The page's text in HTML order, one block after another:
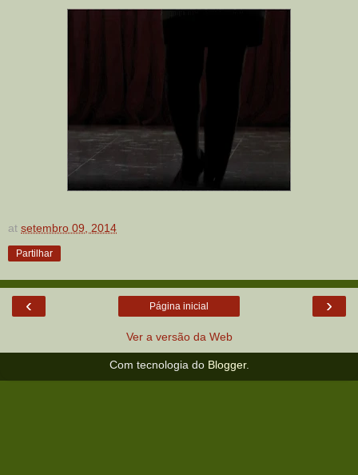
at setembro 09, 2014
Partilhar
‹ ›
Página inicial
Ver a versão da Web
Com tecnologia do Blogger.